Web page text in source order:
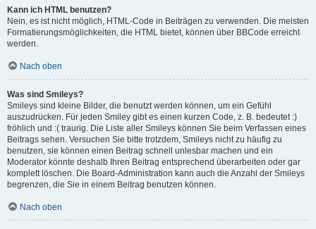
Kann ich HTML benutzen?
Nein, es ist nicht möglich, HTML-Code in Beiträgen zu verwenden. Die meisten
Formatierungsmöglichkeiten, die HTML bietet, können über BBCode erreicht
werden.
Nach oben
Was sind Smileys?
Smileys sind kleine Bilder, die benutzt werden können, um ein Gefühl
auszudrücken. Für jeden Smiley gibt es einen kurzen Code, z. B. bedeutet :)
fröhlich und :( traurig. Die Liste aller Smileys können Sie beim Verfassen eines
Beitrags sehen. Versuchen Sie bitte trotzdem, Smileys nicht zu häufig zu
benutzen, sie können einen Beitrag schnell unlesbar machen und ein
Moderator könnte deshalb Ihren Beitrag entsprechend überarbeiten oder gar
komplett löschen. Die Board-Administration kann auch die Anzahl der Smileys
begrenzen, die Sie in einem Beitrag benutzen können.
Nach oben